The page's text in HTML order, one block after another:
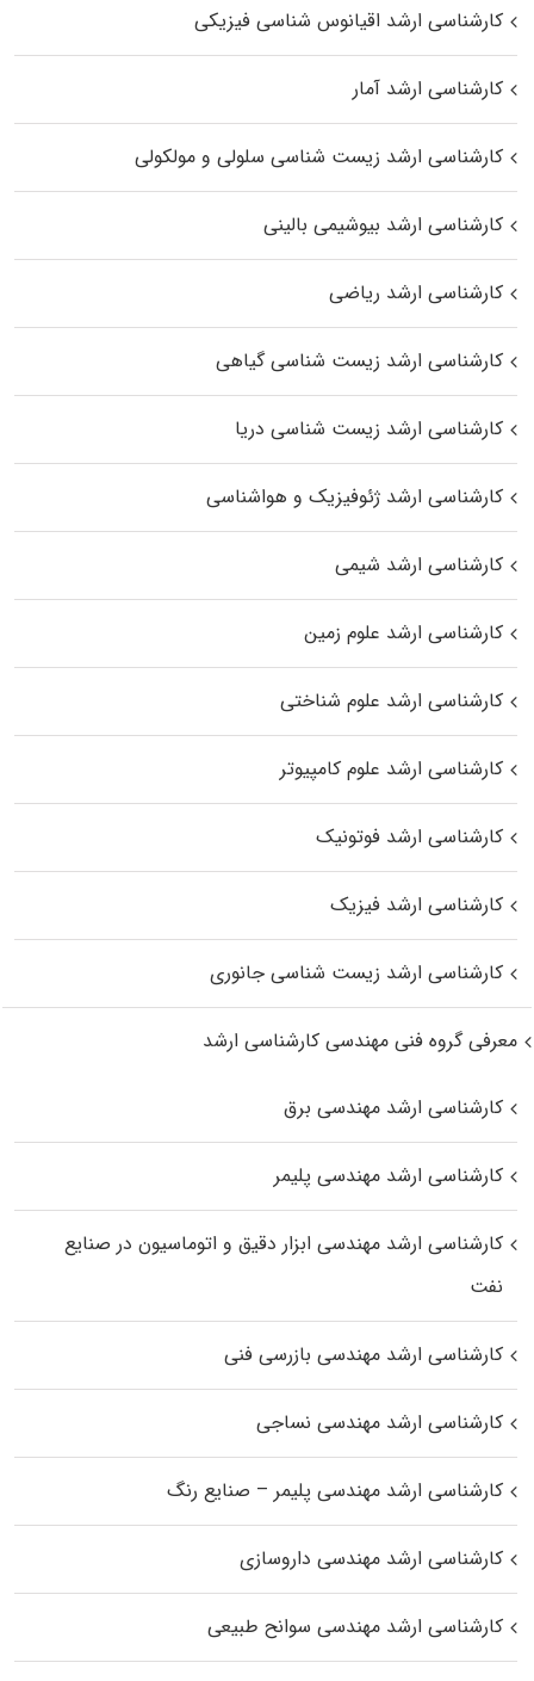
کارشناسی ارشد اقیانوس‌ شناسی فیزیکی
کارشناسی ارشد آمار
کارشناسی ارشد زیست شناسی سلولی و مولکولی
کارشناسی ارشد بیوشیمی بالینی
کارشناسی ارشد ریاضی
کارشناسی ارشد زیست‌ شناسی گیاهی
کارشناسی ارشد زیست‌ شناسی دریا
کارشناسی ارشد ژئوفیزیک و هواشناسی
کارشناسی ارشد شیمی
کارشناسی ارشد علوم زمین
کارشناسی ارشد علوم شناختی
کارشناسی ارشد علوم کامپیوتر
کارشناسی ارشد فوتونیک
کارشناسی ارشد فیزیک
کارشناسی ارشد زیست‌ شناسی جانوری
معرفی گروه فنی مهندسی کارشناسی ارشد
کارشناسی ارشد مهندسی برق
کارشناسی ارشد مهندسی پلیمر
کارشناسی ارشد مهندسی ابزار دقیق و اتوماسیون در صنایع
نفت
کارشناسی ارشد مهندسی بازرسی فنی
کارشناسی ارشد مهندسی نساجی
کارشناسی ارشد مهندسی پلیمر – صنایع رنگ
کارشناسی ارشد مهندسی داروسازی
کارشناسی ارشد مهندسی سوانح طبیعی